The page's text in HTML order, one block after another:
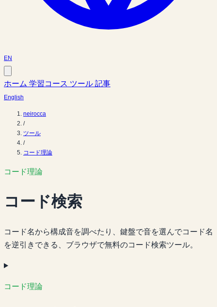
EN
ホーム 学習コース ツール 記事
English
neirocca
/
ツール
/
コード理論
コード理論
コード検索
コード名から構成音を調べたり、鍵盤で音を選んでコード名
を逆引きできる、ブラウザで無料のコード検索ツール。
コード理論